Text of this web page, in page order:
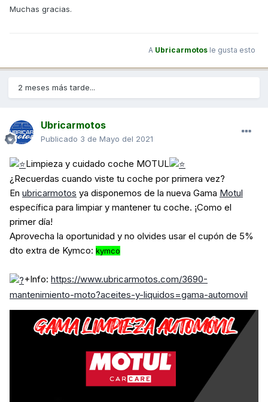
Muchas gracias.
A Ubricarmotos le gusta esto
2 meses más tarde...
Ubricarmotos
Publicado 3 de Mayo del 2021
Limpieza y cuidado coche MOTUL
¿Recuerdas cuando viste tu coche por primera vez?
En ubricarmotos ya disponemos de la nueva Gama Motul
específica para limpiar y mantener tu coche. ¡Como el
primer día!
Aprovecha la oportunidad y no olvides usar el cupón de 5%
dto extra de Kymco: kymco
+Info: https://www.ubricarmotos.com/3690-
mantenimiento-moto?aceites-y-liquidos=gama-automovil